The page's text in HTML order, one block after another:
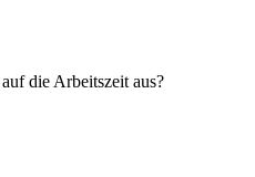
die Arbeitszeit aus?